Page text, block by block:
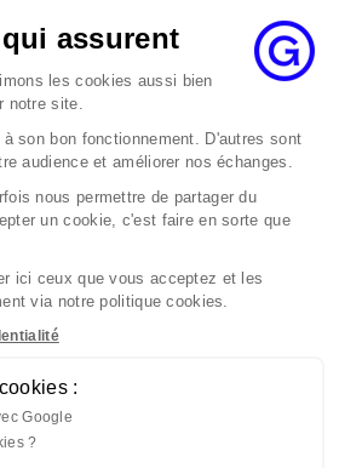
répondrons à la réclamation
les 2 mois.
vous pouvez solliciter
de l’Assurance par internet à
de l’assurance - Accueil
: La Médiation de
75441 PARIS CEDEX 09 ou
www.mediation-
de l’Assurance est gratuite
qu’après nous avoir
écrite.
actions simplifiée au capital de 19
et immatriculée à l’ORIAS
assurent
les cookies aussi bien
notre site.
son bon fonctionnement. D'autres sont
audience et améliorer nos échanges.
nous permettre de partager du
un cookie, c'est faire en sorte que
ici ceux que vous acceptez et les
via notre politique cookies.
:
Google
?